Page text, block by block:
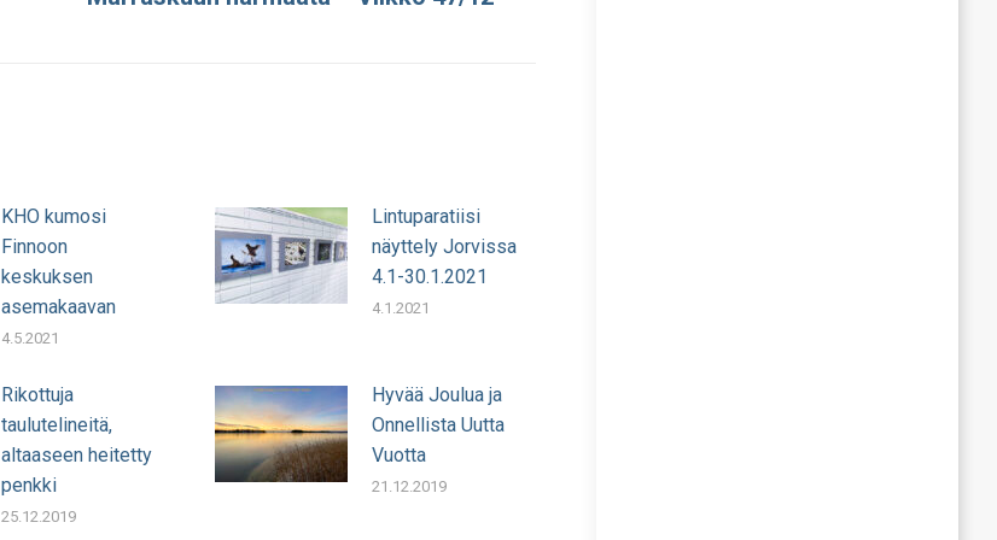
KHO kumosi
Finnoon
keskuksen
asemakaavan
4.5.2021
Lintuparatiisi
näyttely Jorvissa
4.1-30.1.2021
4.1.2021
Rikottuja
taulutelineitä,
altaaseen heitetty
penkki
25.12.2019
Hyvää Joulua ja
Onnellista Uutta
Vuotta
21.12.2019